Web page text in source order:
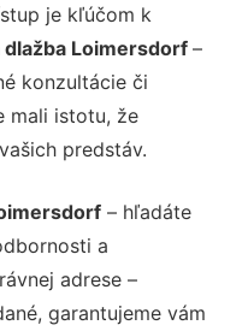
je kľúčom k
dlažba Loimersdorf –
konzultácie či
mali istotu, že
predstáv.
– hľadáte
a
adrese –
garantujeme vám